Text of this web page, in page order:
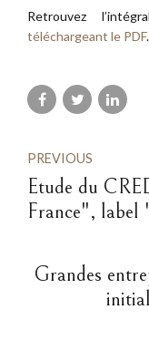
Retrouvez
téléchargeant le PDF.
PREVIOUS
Etude du
France", label
Grandes